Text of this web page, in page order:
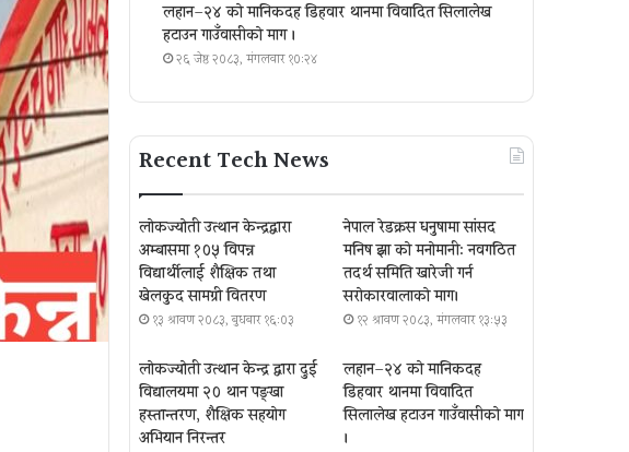
लहान–२४ को मानिकदह डिहवार थानमा विवादित सिलालेख
हटाउन गाउँवासीको माग ।
२६ जेष्ठ २०८३, मंगलवार १०:२४
Recent Tech News
लोकज्योती उत्थान केन्द्रद्वारा
अम्बासमा १०५ विपन्न
विद्यार्थीलाई शैक्षिक तथा
खेलकुद सामग्री वितरण
१३ श्रावण २०८३, बुधबार १६:०३
नेपाल रेडक्रस धनुषामा सांसद
मनिष झा को मनोमानी: नवगठित
तदर्थ समिति खारेजी गर्न
सरोकारवालाको माग।
१२ श्रावण २०८३, मंगलवार १३:५३
लोकज्योती उत्थान केन्द्र द्वारा दुई
विद्यालयमा २० थान पङ्खा
हस्तान्तरण, शैक्षिक सहयोग
अभियान निरन्तर
लहान–२४ को मानिकदह
डिहवार थानमा विवादित
सिलालेख हटाउन गाउँवासीको माग
।